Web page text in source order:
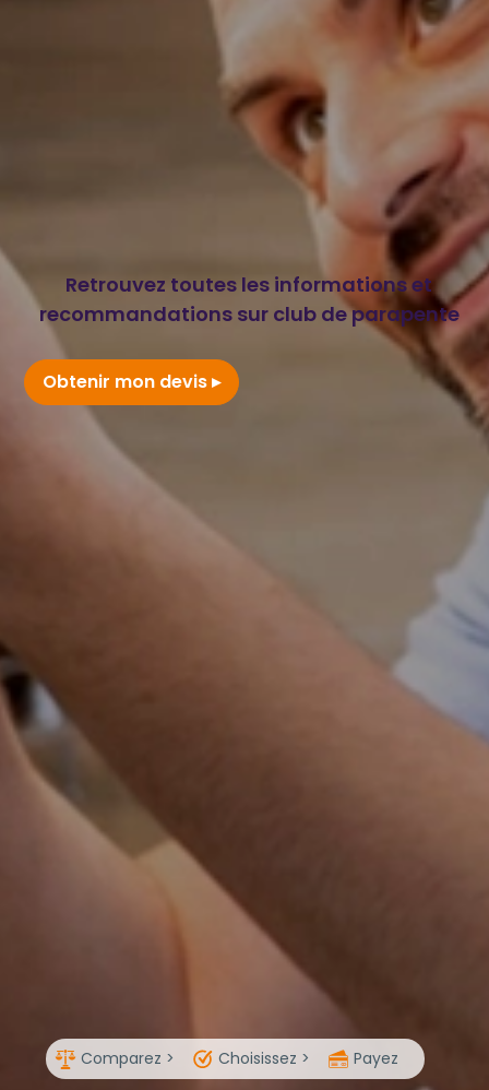
Retrouvez toutes les informations et
recommandations sur club de parapente
Obtenir mon devis
Comparez > Choisissez > Payez